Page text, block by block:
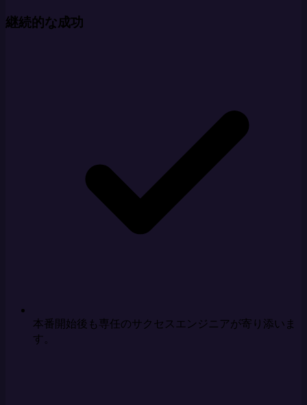
継続的な成功
本番開始後も専任のサクセスエンジニアが寄り添いま
す。